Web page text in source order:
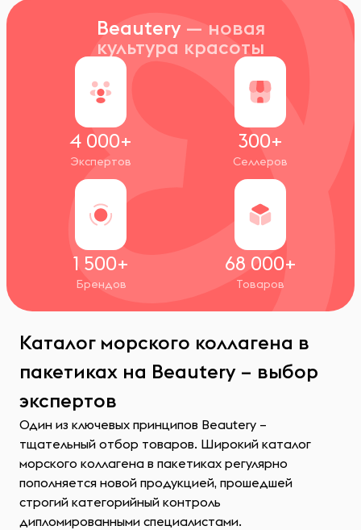
Beautery — новая
культура красоты
4 000+
Экспертов
300+
Селлеров
1 500+
Брендов
68 000+
Товаров
Каталог морского коллагена в
пакетиках на Beautery – выбор
экспертов
Один из ключевых принципов Beautery –
тщательный отбор товаров. Широкий каталог
морского коллагена в пакетиках регулярно
пополняется новой продукцией, прошедшей
строгий категорийный контроль
дипломированными специалистами.